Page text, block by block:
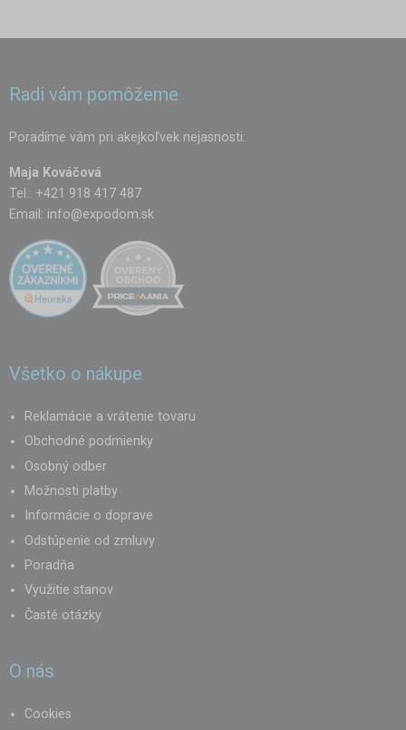
Radi vám pomôžeme
Poradíme vám pri akejkoľvek nejasnosti:
Maja Kováčová
Tel.: +421 918 417 487
Email: info@expodom.sk
Všetko o nákupe
Reklamácie a vrátenie tovaru
Obchodné podmienky
Osobný odber
Možnosti platby
Informácie o doprave
Odstúpenie od zmluvy
Poradňa
Využitie stanov
Časté otázky
O nás
Cookies